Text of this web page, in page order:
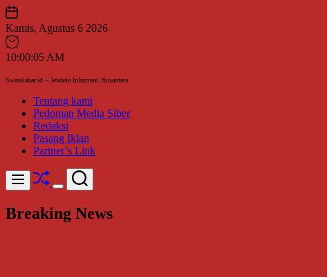
Skip
to
content
Kamis, Agustus 6 2026
10:00:05 AM
SwaraJabar.id – Jendela Informasi Nusantara
Tentang kami
Pedoman Media Siber
Redaksi
Pasang Iklan
Partner’s Link
Menu Shuffle
Switch
mode
Search
Breaking News